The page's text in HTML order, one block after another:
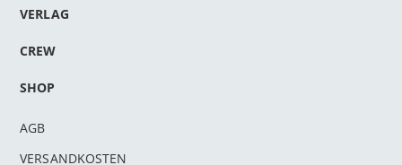
VERLAG
CREW
SHOP
AGB
VERSANDKOSTEN